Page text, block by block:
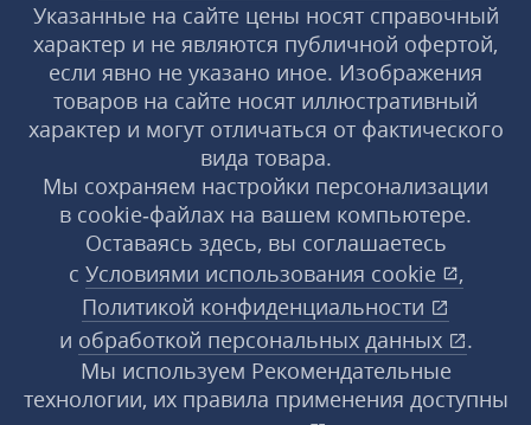
Указанные на сайте цены носят справочный
характер и не являются публичной офертой,
если явно не указано иное. Изображения
товаров на сайте носят иллюстративный
характер и могут отличаться от фактического
вида товара.
Мы сохраняем настройки персонализации
в cookie‑файлах на вашем компьютере.
Оставаясь здесь, вы соглашаетесь
с Условиями использования cookie
,
Политикой конфиденциальности
и обработкой персональных данных
.
Мы используем Рекомендательные
технологии, их правила применения доступны